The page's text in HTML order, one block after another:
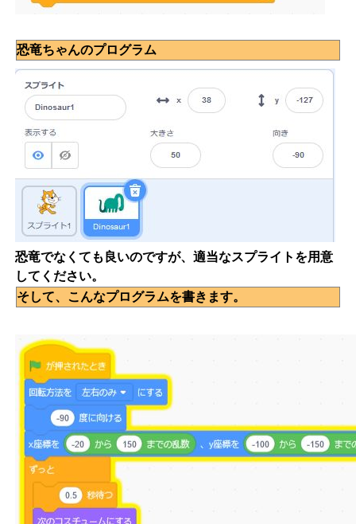
恐竜ちゃんのプログラム
恐竜でなくても良いのですが、適当なスプライトを用意
してください。
そして、こんなプログラムを書きます。